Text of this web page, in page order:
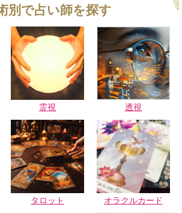
別で占い師を探す
霊視 透視
タロット オラクルカード